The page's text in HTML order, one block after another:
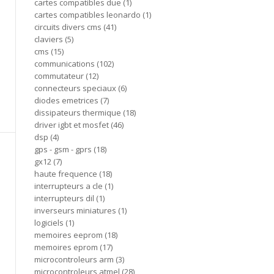
cartes compatibles due 1
cartes compatibles leonardo 1
circuits divers cms 41
claviers 5
cms 15
communications 102
commutateur 12
connecteurs speciaux 6
diodes emetrices 7
dissipateurs thermique 18
driver igbt et mosfet 46
dsp 4
gps - gsm - gprs 18
gx12 7
haute frequence 18
interrupteurs a cle 1
interrupteurs dil 1
inverseurs miniatures 1
logiciels 1
memoires eeprom 18
memoires eprom 17
microcontroleurs arm 3
microcontroleurs atmel 28